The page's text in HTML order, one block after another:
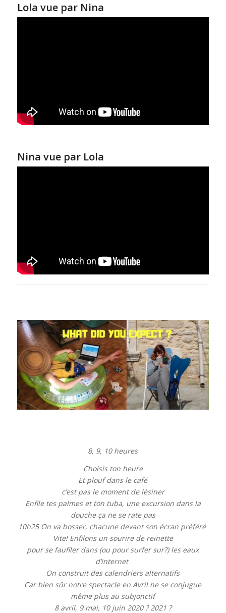
Lola vue par Nina
Nina vue par Lola
8, 9, 10 heures
Choisis ton heure
Et plouf dans le café
c’est pas le moment de lésiner
Enfile tes palmes et ton tuba, une excursion dans la
douche ça ne se rate pas
10h25 On va bosser, chacune devant son écran préféré
Vite! Enfilons un sourire de reinette
pour se faufiler dans (ou pour surfer sur?) les eaux
d’internet
On construit des calendriers alternatifs
Car bien sûr notre spectacle en Avril ne se conjugue
même plus au subjonctif
8 avril, 9 mai, 10 juin 2020 ? 2021 ?